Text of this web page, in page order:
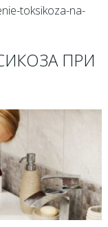
toksikoza-na-
ПРИ